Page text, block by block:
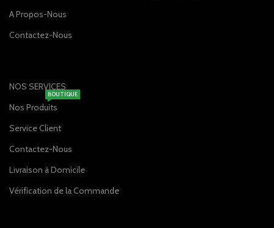
A Propos-Nous
Contactez-Nous
NOS SERVICES
Nos Produits
BOUTIQUE
Service Client
Contactez-Nous
Livraison à Domicile
Vérification de la Commande